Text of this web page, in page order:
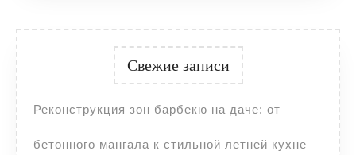
Свежие записи
Реконструкция зон барбекю на даче: от
бетонного мангала к стильной летней кухне